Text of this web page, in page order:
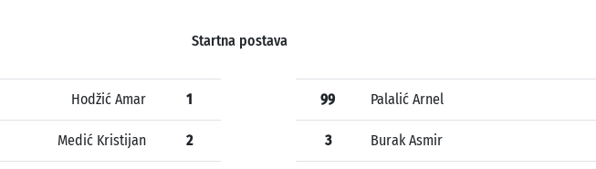
Startna postava
Hodžić Amar 1
Medić Kristijan 2
99 Palalić Arnel
3 Burak Asmir